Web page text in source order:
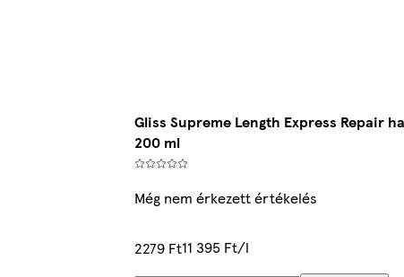
Gliss Supreme Length Express Repair
200 ml
Még nem érkezett értékelés
2279 Ft11 395 Ft/l